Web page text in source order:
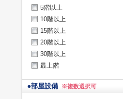
5階以上
10階以上
15階以上
20階以上
30階以上
最上階
●部屋設備 ※複数選択可